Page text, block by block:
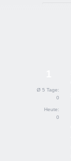
Ø 5 Tage:
0
Heute:
0